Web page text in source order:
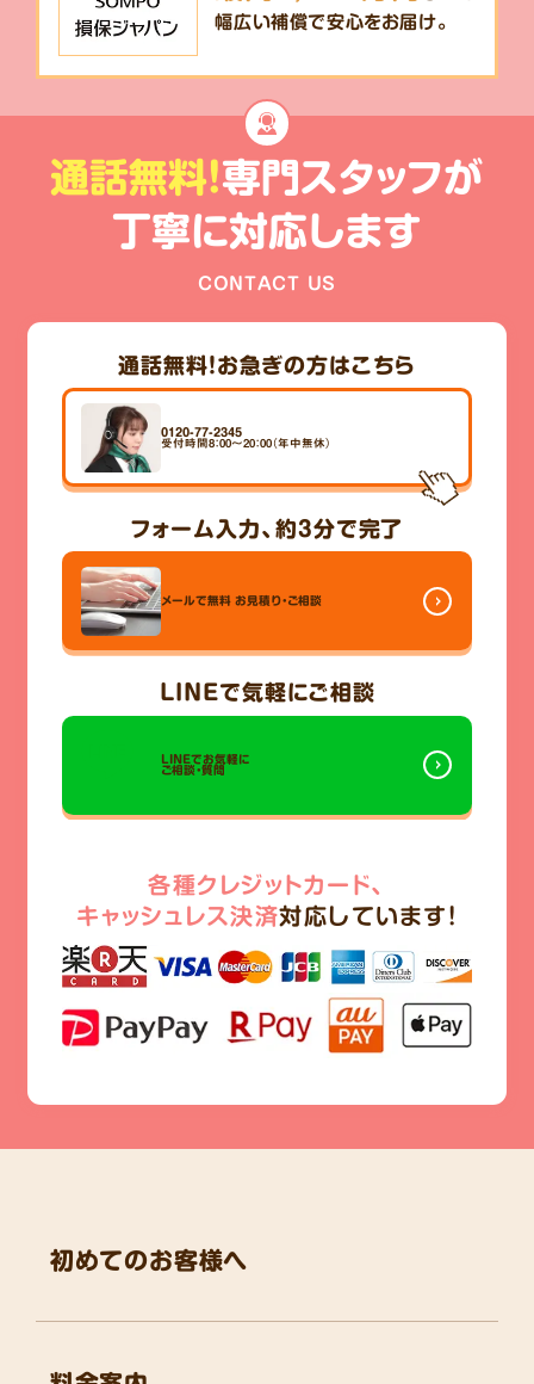
幅広い補償で安心をお届け。
通話無料!専門スタッフが
丁寧に対応します
CONTACT US
通話無料！お急ぎの方はこちら
0120-77-2345
受付時間8：00～20：00（年中無休）
フォーム入力、 約3分で完了
メールで無料 お見積り・ご相談
LINEで気軽にご相談
LINEでお気軽に
ご相談・質問
各種クレジットカード、
キャッシュレス決済対応しています!
初めてのお客様へ